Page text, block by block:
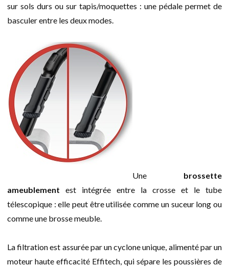
sur sols durs ou sur tapis/moquettes : une pédale permet de
basculer entre les deux modes.
Une brossette
ameublement est intégrée entre la crosse et le tube
télescopique : elle peut être utilisée comme un suceur long ou
comme une brosse meuble.
La filtration est assurée par un cyclone unique, alimenté par un
moteur haute efficacité Effitech, qui sépare les poussières de